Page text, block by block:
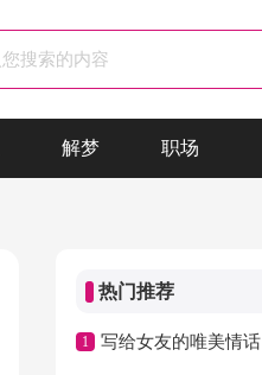
解梦 职场
热门推荐
1 写给女友的唯美情话